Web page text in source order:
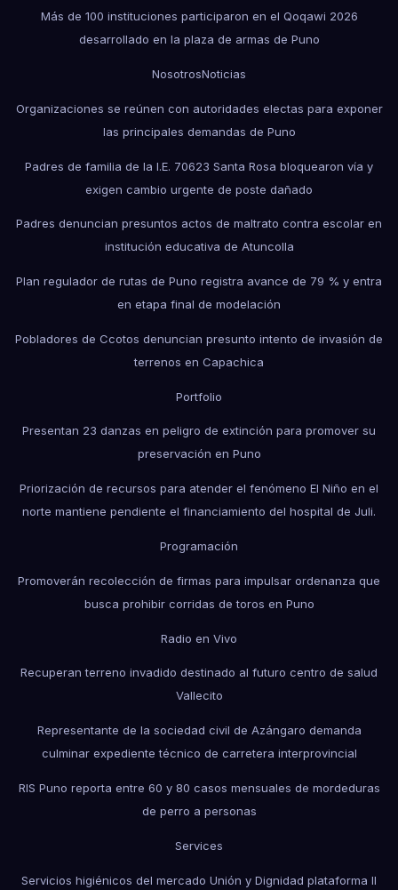
Más de 100 instituciones participaron en el Qoqawi 2026
desarrollado en la plaza de armas de Puno
NosotrosNoticias
Organizaciones se reúnen con autoridades electas para exponer
las principales demandas de Puno
Padres de familia de la I.E. 70623 Santa Rosa bloquearon vía y
exigen cambio urgente de poste dañado
Padres denuncian presuntos actos de maltrato contra escolar en
institución educativa de Atuncolla
Plan regulador de rutas de Puno registra avance de 79 % y entra
en etapa final de modelación
Pobladores de Ccotos denuncian presunto intento de invasión de
terrenos en Capachica
Portfolio
Presentan 23 danzas en peligro de extinción para promover su
preservación en Puno
Priorización de recursos para atender el fenómeno El Niño en el
norte mantiene pendiente el financiamiento del hospital de Juli.
Programación
Promoverán recolección de firmas para impulsar ordenanza que
busca prohibir corridas de toros en Puno
Radio en Vivo
Recuperan terreno invadido destinado al futuro centro de salud
Vallecito
Representante de la sociedad civil de Azángaro demanda
culminar expediente técnico de carretera interprovincial
RIS Puno reporta entre 60 y 80 casos mensuales de mordeduras
de perro a personas
Services
Servicios higiénicos del mercado Unión y Dignidad plataforma II